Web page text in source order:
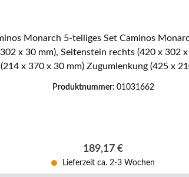
x 30 mm), Seitenstein rechts (420 x 302
x 370 x 30 mm) Zugumlenkung (425 x
Produktnummer: 01031662
Regulärer Preis:
189,17 €
Lieferzeit ca. 2-3 Wochen